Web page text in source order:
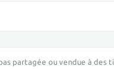
partagée ou vendue à des